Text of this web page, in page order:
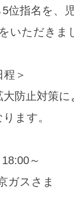
位指名を、
いただきま
＞
防止対策
ます。
～
ガスさま